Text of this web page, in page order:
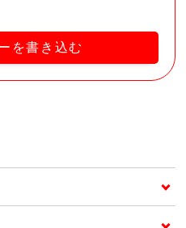
を書き込む